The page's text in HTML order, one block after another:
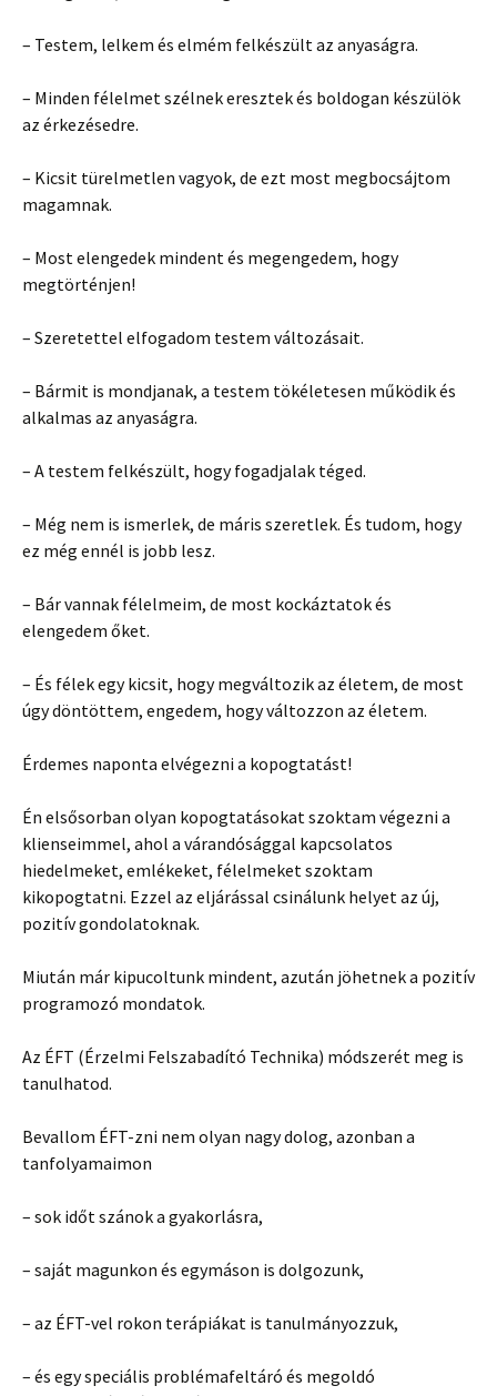
– Testem, lelkem és elmém felkészült az anyaságra.
– Minden félelmet szélnek eresztek és boldogan készülök
az érkezésedre.
– Kicsit türelmetlen vagyok, de ezt most megbocsájtom
magamnak.
– Most elengedek mindent és megengedem, hogy
megtörténjen!
– Szeretettel elfogadom testem változásait.
– Bármit is mondjanak, a testem tökéletesen működik és
alkalmas az anyaságra.
– A testem felkészült, hogy fogadjalak téged.
– Még nem is ismerlek, de máris szeretlek. És tudom, hogy
ez még ennél is jobb lesz.
– Bár vannak félelmeim, de most kockáztatok és
elengedem őket.
– És félek egy kicsit, hogy megváltozik az életem, de most
úgy döntöttem, engedem, hogy változzon az életem.
Érdemes naponta elvégezni a kopogtatást!
Én elsősorban olyan kopogtatásokat szoktam végezni a
klienseimmel, ahol a várandósággal kapcsolatos
hiedelmeket, emlékeket, félelmeket szoktam
kikopogtatni. Ezzel az eljárással csinálunk helyet az új,
pozitív gondolatoknak.
Miután már kipucoltunk mindent, azután jöhetnek a pozitív
programozó mondatok.
Az ÉFT (Érzelmi Felszabadító Technika) módszerét meg is
tanulhatod.
Bevallom ÉFT-zni nem olyan nagy dolog, azonban a
tanfolyamaimon
– sok időt szánok a gyakorlásra,
– saját magunkon és egymáson is dolgozunk,
– az ÉFT-vel rokon terápiákat is tanulmányozzuk,
– és egy speciális problémafeltáró és megoldó